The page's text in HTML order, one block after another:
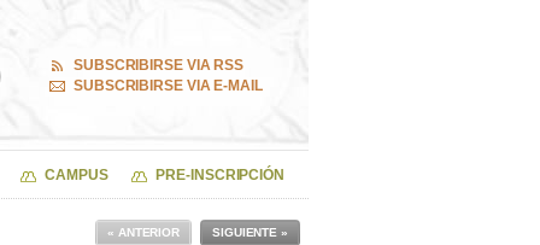
SUBSCRIBIRSE VIA RSS
SUBSCRIBIRSE VIA E-MAIL
CAMPUS PRE-INSCRIPCIÓN
SIGUIENTE »
« ANTERIOR